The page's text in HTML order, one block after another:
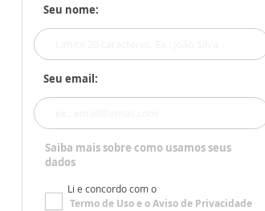
Seu nome:
Seu email:
Saiba mais sobre como usamos seus
dados
Li e concordo com o
Termo de Usoe oAviso de Privacidade